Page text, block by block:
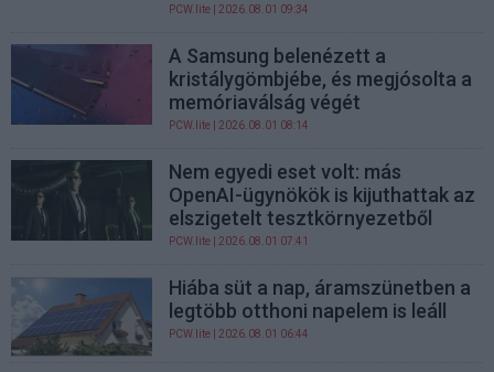
PCW.lite | 2026.08.01 09:34
A Samsung belenézett a
kristálygömbjébe, és megjósolta a
memóriaválság végét
PCW.lite | 2026.08.01 08:14
Nem egyedi eset volt: más
OpenAI-ügynökök is kijuthattak az
elszigetelt tesztkörnyezetből
PCW.lite | 2026.08.01 07:41
Hiába süt a nap, áramszünetben a
legtöbb otthoni napelem is leáll
PCW.lite | 2026.08.01 06:44